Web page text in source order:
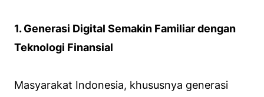
1. Generasi Digital Semakin Familiar dengan
Teknologi Finansial
Masyarakat Indonesia, khususnya generasi